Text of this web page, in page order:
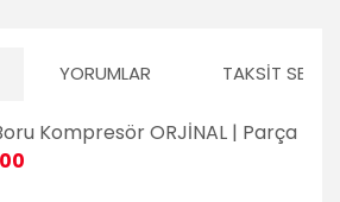
YORUMLAR TAKSIT
Kompresör ORJİNAL | Parça